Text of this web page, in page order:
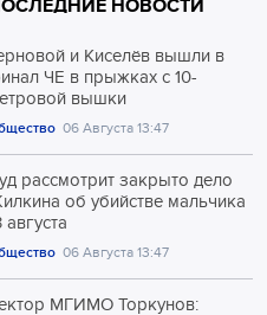
Ближний Восток
Общество
Культура
НОВОСТИ
и Киселёв вышли в
ЧЕ в прыжках с 10-
вышки
06 Августа 13:47
рассмотрит закрыто дело
об убийстве мальчика
августа
06 Августа 13:47
МГИМО Торкунов: